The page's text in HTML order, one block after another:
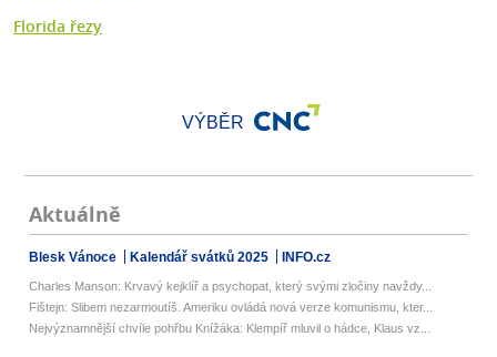
Florida řezy
VÝBĚR
Aktuálně
Blesk Vánoce Kalendář svátků 2025 INFO.cz
Charles Manson: Krvavý kejklíř a psychopat, který svými zločiny navždy...
Fištejn: Slibem nezarmoutíš. Ameriku ovládá nová verze komunismu, kter...
Nejvýznamnější chvíle pohřbu Knížáka: Klempíř mluvil o hádce, Klaus vz...